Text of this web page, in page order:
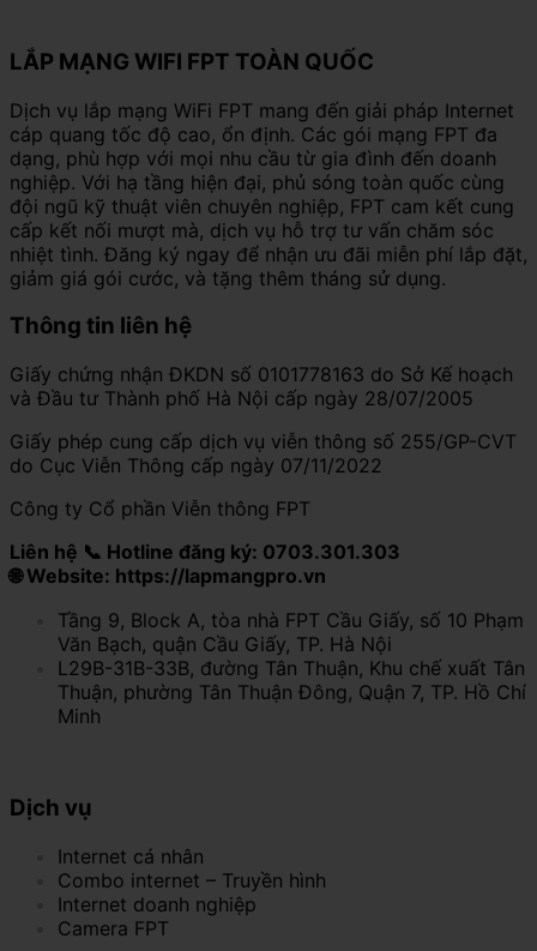
LẮP MẠNG WIFI FPT TOÀN QUỐC
Dịch vụ lắp mạng WiFi FPT mang đến giải pháp Internet
cáp quang tốc độ cao, ổn định. Các gói mạng FPT đa
dạng, phù hợp với mọi nhu cầu từ gia đình đến doanh
nghiệp. Với hạ tầng hiện đại, phủ sóng toàn quốc cùng
đội ngũ kỹ thuật viên chuyên nghiệp, FPT cam kết cung
cấp kết nối mượt mà, dịch vụ hỗ trợ tư vấn chăm sóc
nhiệt tình. Đăng ký ngay để nhận ưu đãi miễn phí lắp đặt,
giảm giá gói cước, và tặng thêm tháng sử dụng.
Thông tin liên hệ
Giấy chứng nhận ĐKDN số 0101778163 do Sở Kế hoạch
và Đầu tư Thành phố Hà Nội cấp ngày 28/07/2005
Giấy phép cung cấp dịch vụ viễn thông số 255/GP-CVT
do Cục Viễn Thông cấp ngày 07/11/2022
Công ty Cổ phần Viễn thông FPT
Liên hệ 📞 Hotline đăng ký: 0703.301.303
🌐 Website: https://lapmangpro.vn
Tầng 9, Block A, tòa nhà FPT Cầu Giấy, số 10 Phạm
Văn Bạch, quận Cầu Giấy, TP. Hà Nội
L29B-31B-33B, đường Tân Thuận, Khu chế xuất Tân
Thuận, phường Tân Thuận Đông, Quận 7, TP. Hồ Chí
Minh
Dịch vụ
Internet cá nhân
Combo internet – Truyền hình
Internet doanh nghiệp
Camera FPT